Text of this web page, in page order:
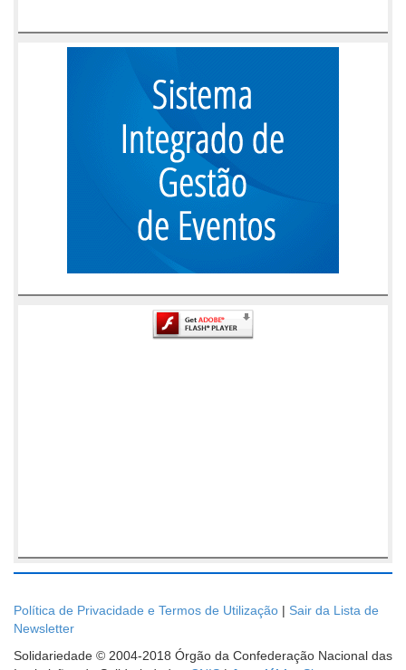
Política de Privacidade e Termos de Utilização | Sair da Lista de
Newsletter
Solidariedade © 2004-2018 Órgão da Confederação Nacional das